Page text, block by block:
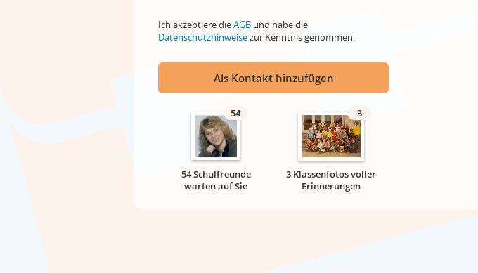
Ich akzeptiere dieAGB und habe die
Datenschutzhinweisezur Kenntnis genommen.
Als Kontakt hinzufügen
54
54 Schulfreunde
warten auf Sie
3
3 Klassenfotos voller
Erinnerungen